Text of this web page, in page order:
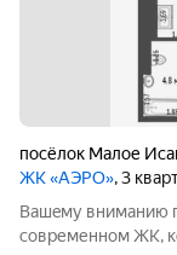
посёлок Малое
ЖК «АЭРО», 3
Вашeму вниманию
современном ЖК,